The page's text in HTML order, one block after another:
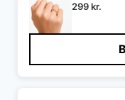
299kr.